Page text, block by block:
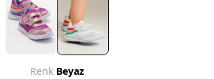
Renk Beyaz